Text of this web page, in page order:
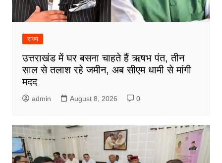
राज्य
उत्तराखंड में घर बसना चाहते हैं ऋषभ पंत, तीन
साल से तलाश रहे जमीन, अब सीएम धामी से मांगी
मदद
admin August 8, 2026 0